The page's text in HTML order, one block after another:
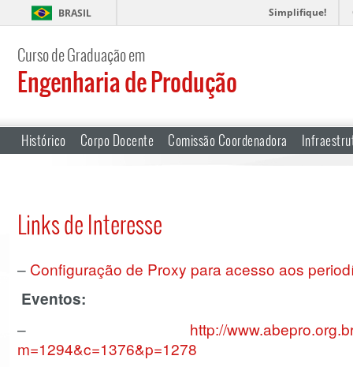
BRASIL Simplifique!
Curso de Graduação em
Engenharia de Produção
Histórico Corpo Docente Comissão Coordenadora
Links de Interesse
– Configuração de Proxy para acesso aos
Eventos:
– http://
m=1294&c=1376&p=1278